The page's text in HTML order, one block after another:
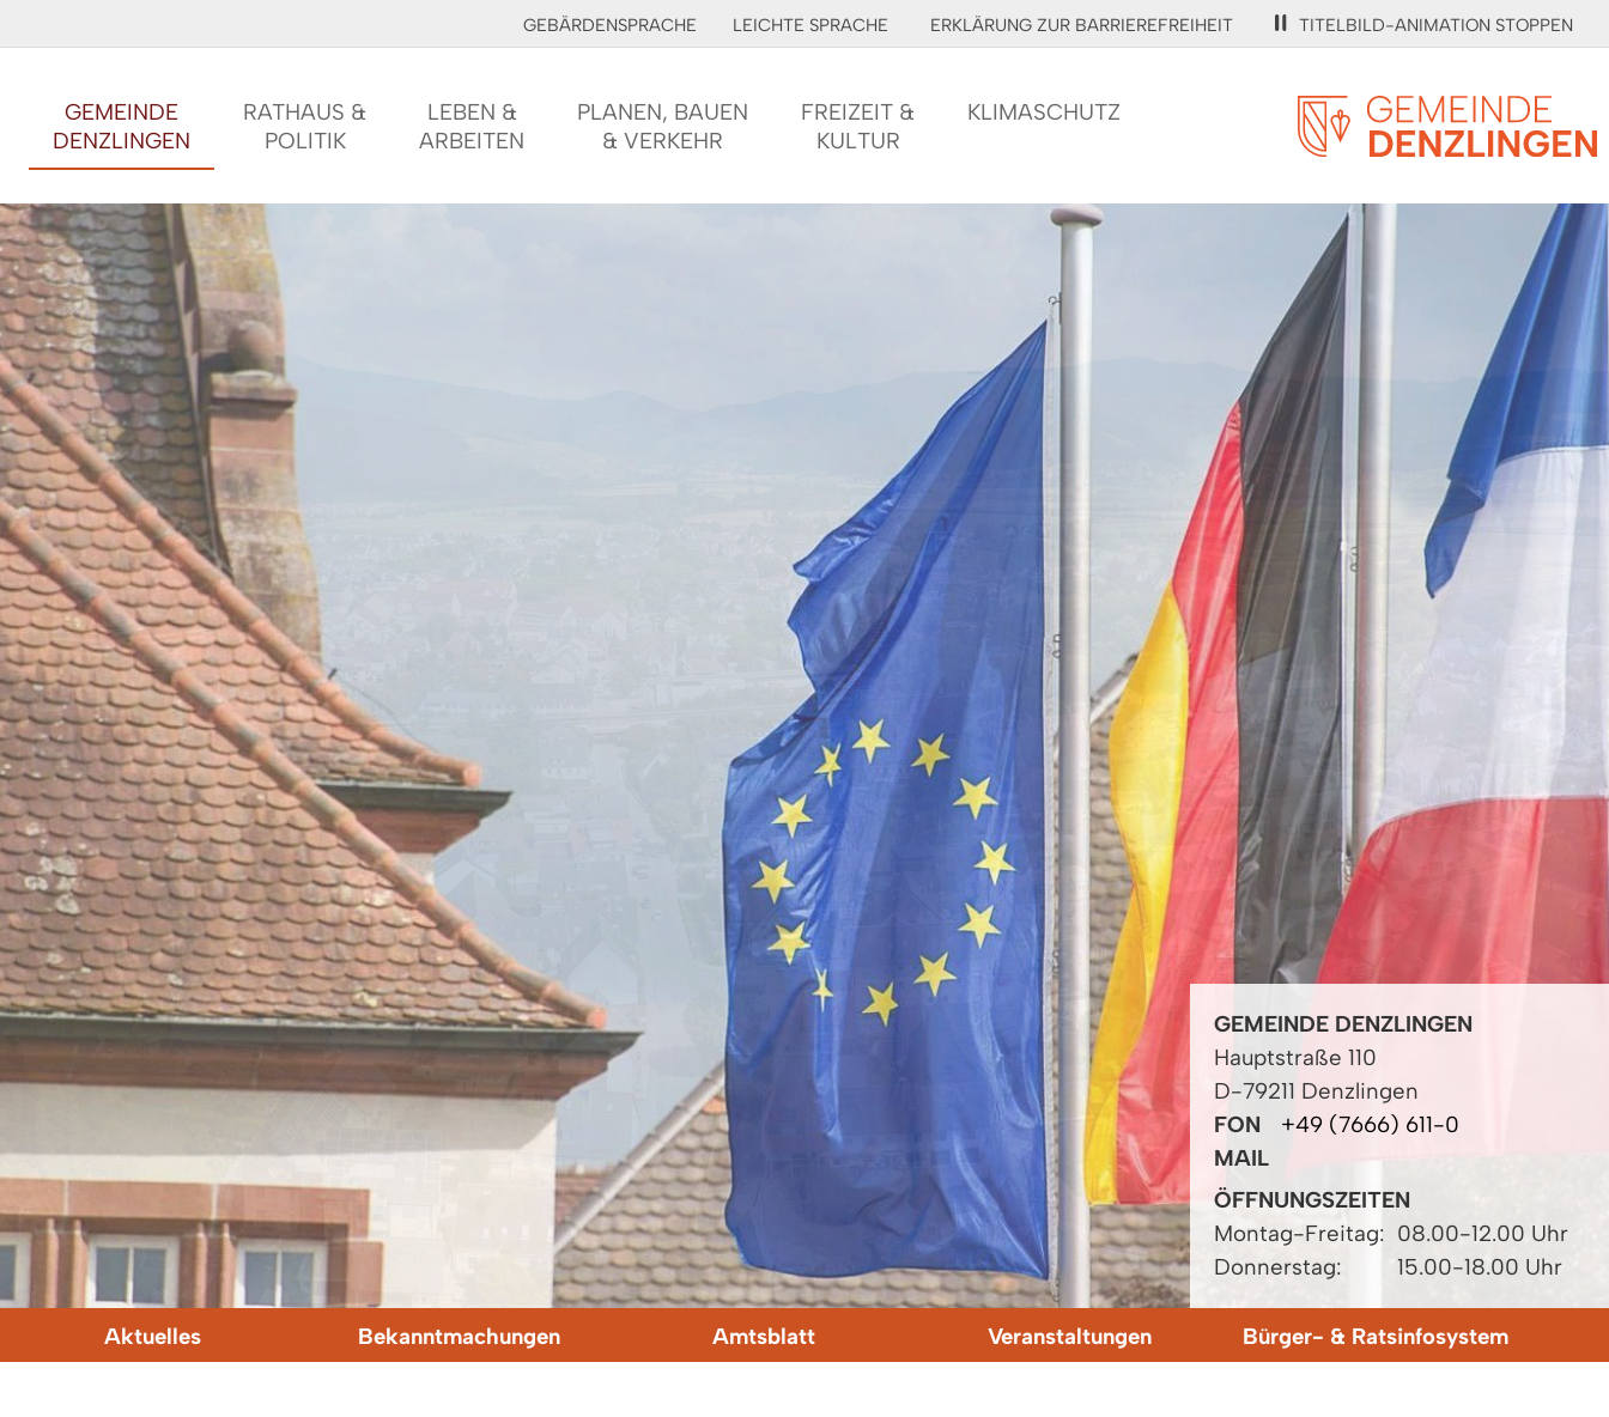
GEBÄRDENSPRACHE LEICHTE SPRACHE ERKLÄRUNG ZUR BARRIEREFREIHEIT TITELBILD-ANIMATION STOPPEN
GEMEINDE
DENZLINGEN
RATHAUS &
POLITIK
LEBEN &
ARBEITEN
PLANEN, BAUEN
& VERKEHR
FREIZEIT &
KULTUR
KLIMASCHUTZ
GEMEINDE DENZLINGEN
Hauptstraße 110
D-79211 Denzlingen
FON
+49 (7666) 611-0
MAIL
ÖFFNUNGSZEITEN
Montag-Freitag: 08.00-12.00 Uhr
Donnerstag:
15.00-18.00 Uhr
Aktuelles Bekanntmachungen Amtsblatt Veranstaltungen Bürger- & Ratsinfosystem